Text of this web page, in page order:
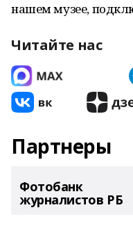
нашем музее,
Читайте нас
Партнеры
Фотобанк
журналистов РБ